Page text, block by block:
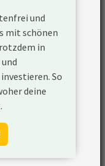
Resources Ltd
Resources Ltd
aus
Öl- und
und
mit schönen
in
So
deine